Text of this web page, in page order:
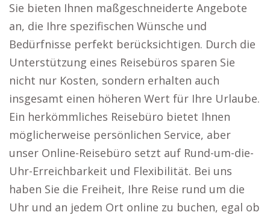
Sie bieten Ihnen maßgeschneiderte Angebote
an, die Ihre spezifischen Wünsche und
Bedürfnisse perfekt berücksichtigen. Durch die
Unterstützung eines Reisebüros sparen Sie
nicht nur Kosten, sondern erhalten auch
insgesamt einen höheren Wert für Ihre Urlaube.
Ein herkömmliches Reisebüro bietet Ihnen
möglicherweise persönlichen Service, aber
unser Online-Reisebüro setzt auf Rund-um-die-
Uhr-Erreichbarkeit und Flexibilität. Bei uns
haben Sie die Freiheit, Ihre Reise rund um die
Uhr und an jedem Ort online zu buchen, egal ob